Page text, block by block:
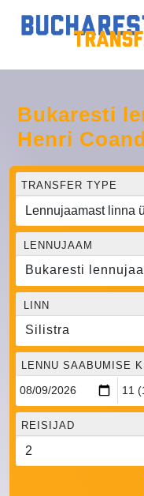
Bukaresti
Henri
TRANSFER TYPE
LENNUJAAM
Bukaresti
LINN
Silistra
LENNU SAABUMISE
REISIJAD